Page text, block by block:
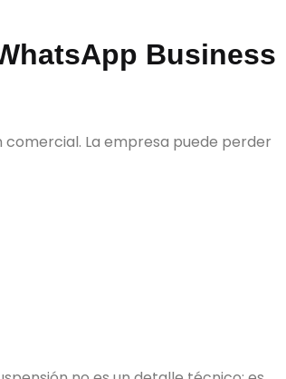
Business
La empresa puede perder